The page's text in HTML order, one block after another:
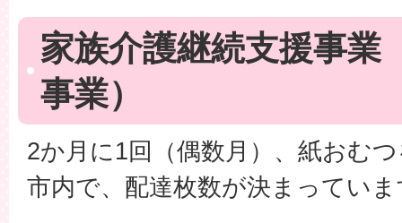
家族介護継続支援事業
事業）
2か月に1回（偶数月）、紙おむ
市内で、配達枚数が決まってい